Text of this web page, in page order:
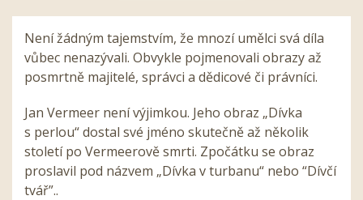
Není žádným tajemstvím, že mnozí umělci svá díla
vůbec nenazývali. Obvykle pojmenovali obrazy až
posmrtně majitelé, správci a dědicové či právníci.
Jan Vermeer není výjimkou. Jeho obraz „Dívka
s perlou“ dostal své jméno skutečně až několik
století po Vermeerově smrti. Zpočátku se obraz
proslavil pod názvem „Dívka v turbanu“ nebo “Dívčí
tvář”..